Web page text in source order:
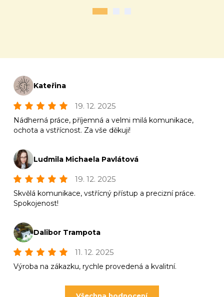
Kateřina
19. 12. 2025
Nádherná práce, příjemná a velmi milá komunikace,
ochota a vstřícnost. Za vše děkuji!
Ludmila Michaela Pavlátová
19. 12. 2025
Skvělá komunikace, vstřícný přístup a precizní práce.
Spokojenost!
Dalibor Trampota
11. 12. 2025
Výroba na zákazku, rychle provedená a kvalitní.